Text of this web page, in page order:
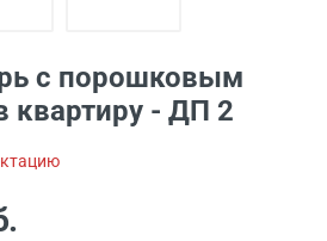
с порошковым
квартиру - ДП 2